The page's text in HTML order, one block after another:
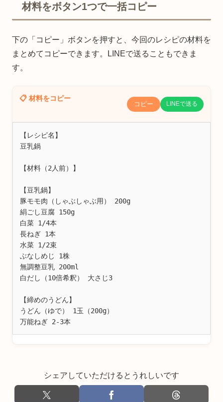
材料をボタン1つで一括コピー
下の「コピー」ボタンを押すと、今回のレシピの材料を
まとめてコピーできます。LINEで送ることもできま
す。
📋 材料をコピー
コピー LINEで送る
【レシピ名】
豆乳鍋
【材料（2人前）】
【豆乳鍋】
豚モモ肉（しゃぶしゃぶ用） 200g
絹ごし豆腐 150g
白菜 1/4本
長ねぎ 1本
水菜 1/2束
ぶなしめじ 1株
無調整豆乳 200ml
白だし（10倍希釈） 大さじ3
【締めのうどん】
うどん（ゆで） 1玉（200g）
万能ねぎ 2-3本
シェアしていただけるとうれしいです